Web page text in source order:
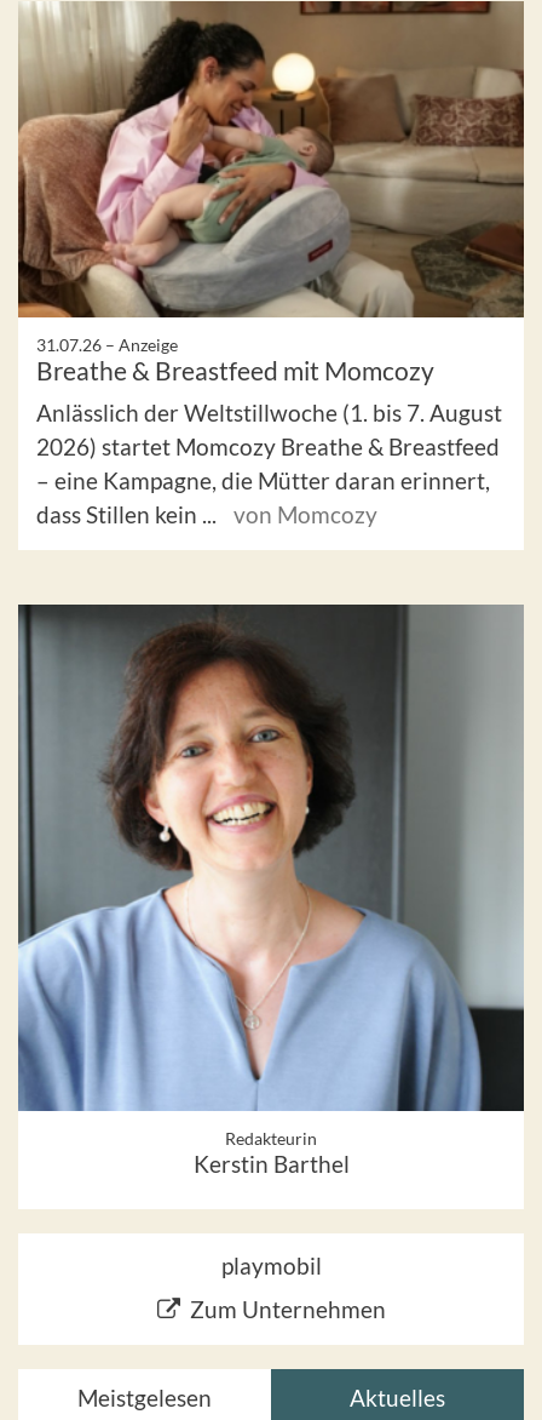
31.07.26 – Anzeige
Breathe & Breastfeed mit Momcozy
Anlässlich der Weltstillwoche (1. bis 7. August
2026) startet Momcozy Breathe & Breastfeed
– eine Kampagne, die Mütter daran erinnert,
dass Stillen kein ...
von Momcozy
Redakteurin
Kerstin Barthel
playmobil
Zum Unternehmen
Meistgelesen Aktuelles